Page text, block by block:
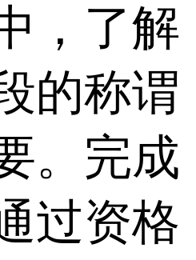
，了解
的称谓
。完成
过资格